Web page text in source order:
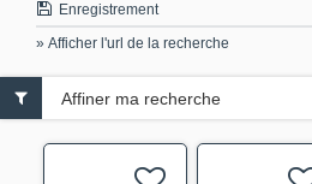
Enregistrement
» Afficher l'url de la recherche
Affiner ma recherche